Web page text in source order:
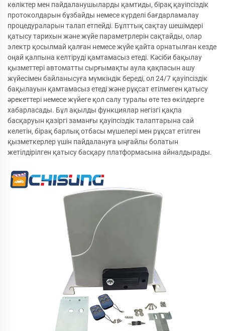
көліктер мен пайдаланушыларды қамтиды, бірақ қауіпсіздік
протоколдарын бұзбайды немесе күрделі бағдарламалау
процедураларын талап етпейді. Бұлттық сақтау шешімдері
қатысу тарихын және жүйе параметрлерін сақтайды, олар
электр қосылмай қалған немесе жүйе қайта орнатылған кезде
оңай қалпына келтіруді қамтамасыз етеді. Кәсіби бақылау
қызметтері автоматты сырғымақты аула қақпасын ашу
жүйесімен байланысуға мүмкіндік береді, ол 24/7 қауіпсіздік
бақылауын қамтамасыз етеді және рұқсат етілмеген қатысу
әрекеттері немесе жүйеге қол салу туралы өте тез өкілдерге
хабарласады. Бұл ақылды функциялар негізгі қақпа
басқаруын қазіргі заманғы қауіпсіздік талаптарына сай
келетін, бірақ барлық отбасы мүшелері мен рұқсат етілген
қызметкерлер үшін пайдалануға ыңғайлы болатын
жетілдірілген қатысу басқару платформасына айналдырады.